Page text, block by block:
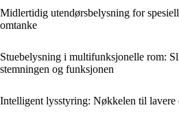
Midlertidig utendørsbelysning for
omtanke
Stuebelysning i multifunksjonelle rom:
stemningen og funksjonen
Intelligent lysstyring: Nøkkelen til lavere